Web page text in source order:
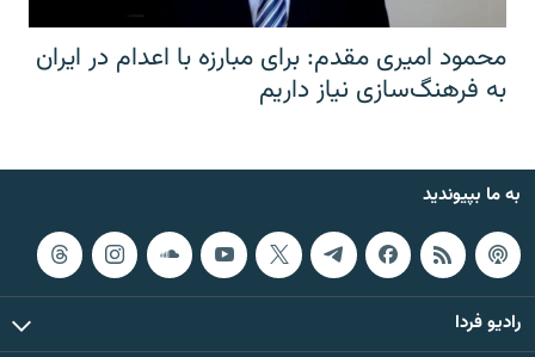
محمود امیری مقدم: برای مبارزه با اعدام در ایران
به فرهنگ‌سازی نیاز داریم
به ما بپیوندید
رادیو فردا